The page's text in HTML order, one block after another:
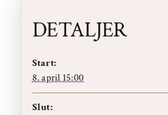
DETALJER
Start:
8. april 15:00
Slut: